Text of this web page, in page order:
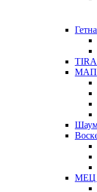
МАП